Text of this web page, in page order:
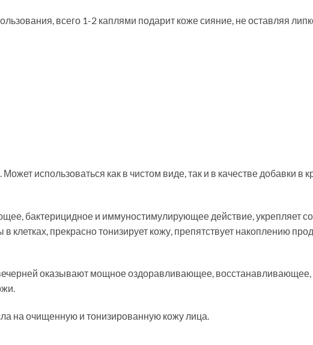
всего 1-2 каплями подарит коже сияние, не оставляя
использоваться как в чистом виде, так и в качестве добавки в
бактерицидное и иммуностимулирующее действие, укрепляет
клетках, прекрасно тонизирует кожу, препятствует накоплению
оказывают мощное оздоравливающее,
на очищенную и тонизированную кожу лица.